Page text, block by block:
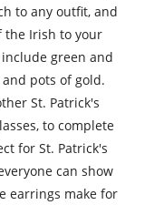
to any outfit, and
the Irish to your
green and
pots of gold.
St. Patrick's
to complete
for St. Patrick's
can show
earrings make for